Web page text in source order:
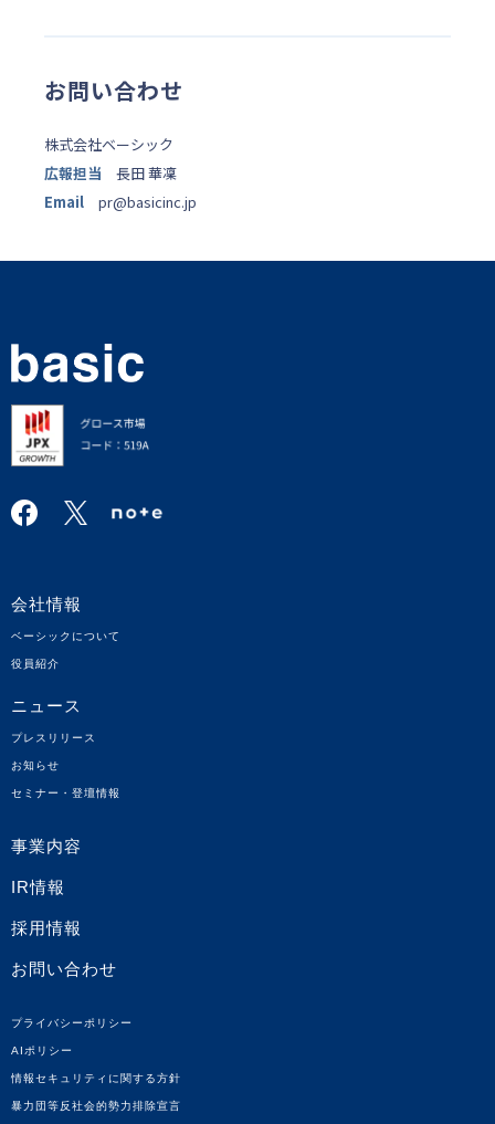
お問い合わせ
株式会社ベーシック
広報担当 長田 華凜
Email pr@basicinc.jp
会社情報
ベーシックについて
役員紹介
ニュース
プレスリリース
お知らせ
セミナー・登壇情報
事業内容
IR情報
採用情報
お問い合わせ
プライバシーポリシー
AIポリシー
情報セキュリティに関する方針
暴力団等反社会的勢力排除宣言